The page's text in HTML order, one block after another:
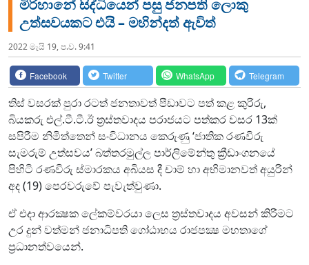
මිරිහානේ සිද්ධියෙන් පසු ජනපති ලොකු
උත්සවයකට එයි – මහින්දත් ඇවිත්
2022 මැයි 19, ප.ව. 9:41
Facebook Twitter WhatsApp Telegram
තිස් වසරක් පුරා රටත් ජනතාවත් පීඩාවට පත් කළ කුරිරු,
බියකරු එල්.ටී.ටී.ඊ ත්‍රස්තවාදය පරාජයට පත්කර වසර 13ක්
සපිරීම නිමිත්තෙන් සංවිධානය කෙරුණු ‘ජාතික රණවිරු
සැමරුම් උත්සවය’ බත්තරමුල්ල පාර්ලිමේන්තු ක්‍රීඩාංගනයේ
පිහිටි රණවිරු ස්මාරකය අබියස දී චාම් හා අභිමානවත් අයුරින්
අද (19) පෙරවරුවේ පැවැත්වුණා.
ඒ එදා ආරක්‍ෂක ලේකම්වරයා ලෙස ත්‍රස්තවාදය අවසන් කිරීමට
උර දුන් වත්මන් ජනාධිපති ගෝඨාභය රාජපක්‍ෂ මහතාගේ
ප්‍රධානත්වයෙන්.